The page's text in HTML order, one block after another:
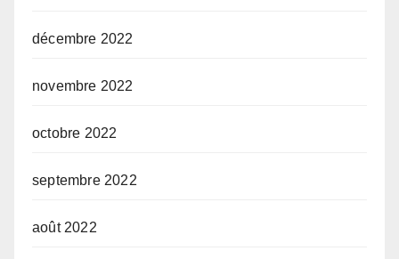
décembre 2022
novembre 2022
octobre 2022
septembre 2022
août 2022